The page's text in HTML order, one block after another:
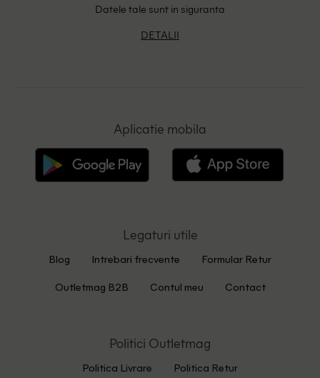
Datele tale sunt in siguranta
DETALII
Aplicatie mobila
Legaturi utile
Blog Intrebari frecvente Formular Retur
Outletmag B2B Contul meu Contact
Politici Outletmag
Politica Livrare Politica Retur